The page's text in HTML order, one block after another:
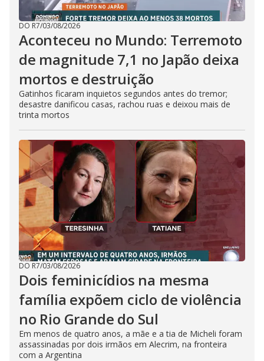
DO R7/03/08/2026
Aconteceu no Mundo: Terremoto
de magnitude 7,1 no Japão deixa
mortos e destruição
Gatinhos ficaram inquietos segundos antes do tremor;
desastre danificou casas, rachou ruas e deixou mais de
trinta mortos
DO R7/03/08/2026
Dois feminicídios na mesma
família expõem ciclo de violência
no Rio Grande do Sul
Em menos de quatro anos, a mãe e a tia de Micheli foram
assassinadas por dois irmãos em Alecrim, na fronteira
com a Argentina